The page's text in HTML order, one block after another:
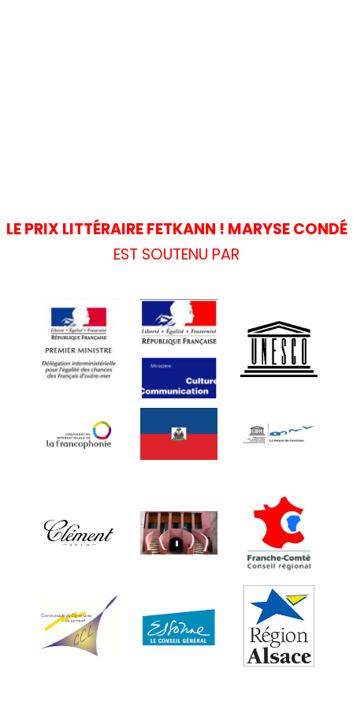
LE PRIX LITTÉRAIRE FETKANN ! MARYSE CONDÉ
EST SOUTENU PAR